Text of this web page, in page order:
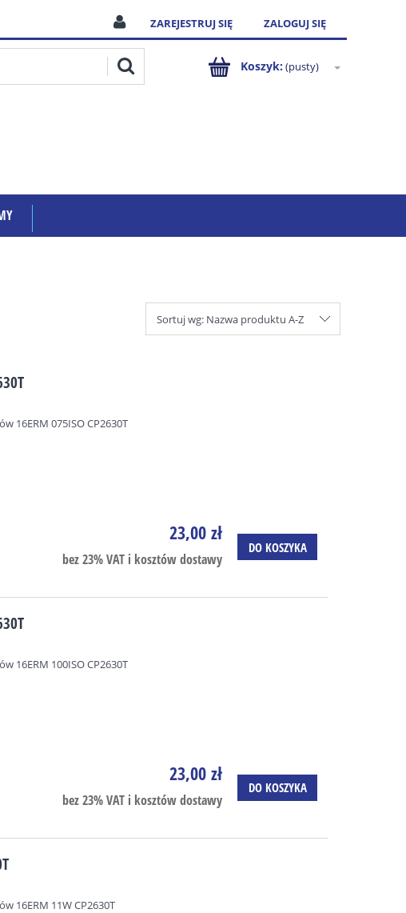
ZAREJESTRUJ SIĘ ZALOGUJ SIĘ
Koszyk:(pusty)
Sortuj wg: Nazwa produktu A-Z
16ERM 075ISO CP2630T
23,00 zł
bez 23% VAT i kosztów dostawy
DO KOSZYKA
16ERM 100ISO CP2630T
23,00 zł
bez 23% VAT i kosztów dostawy
DO KOSZYKA
16ERM 11W CP2630T